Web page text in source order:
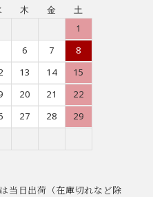
木 金
土
1
6 7
8
13 14
15
20 21
22
27 28
29
当日出荷（在庫切れなど除